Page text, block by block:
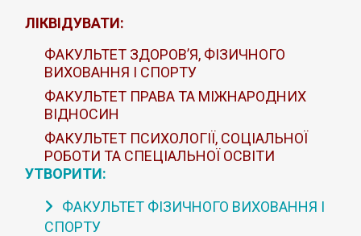
ЛІКВІДУВАТИ:
ФАКУЛЬТЕТ ЗДОРОВ’Я, ФІЗИЧНОГО
ВИХОВАННЯ І СПОРТУ
ФАКУЛЬТЕТ ПРАВА ТА МІЖНАРОДНИХ
ВІДНОСИН
ФАКУЛЬТЕТ ПСИХОЛОГІЇ, СОЦІАЛЬНОЇ
РОБОТИ ТА СПЕЦІАЛЬНОЇ ОСВІТИ
УТВОРИТИ:
ФАКУЛЬТЕТ ФІЗИЧНОГО ВИХОВАННЯ І
СПОРТУ